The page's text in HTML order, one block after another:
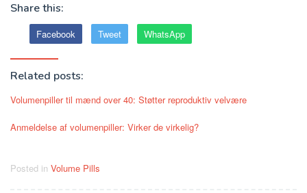
Share this:
Facebook Tweet WhatsApp
Related posts:
Volumenpiller til mænd over 40: Støtter reproduktiv velvære
Anmeldelse af volumenpiller: Virker de virkelig?
Posted in Volume Pills